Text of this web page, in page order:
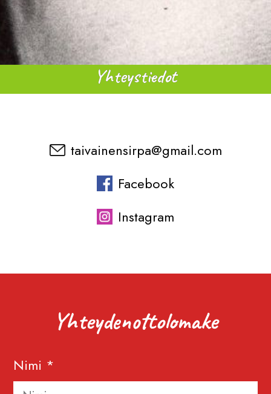
Yhteystiedot
taivainensirpa@gmail.com
Facebook
Instagram
Yhteydenottolomake
Nimi *